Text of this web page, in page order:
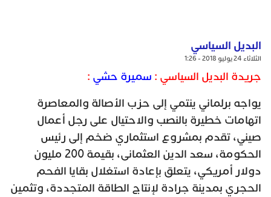
البديل السياسي
الثلاثاء 24 يوليو 2018 - 1:26
جريدة البديل السياسي : سميرة حشي :
يواجه برلماني ينتمي إلى حزب الأصالة والمعاصرة
اتهامات خطيرة بالنصب والاحتيال على رجل أعمال
صيني، تقدم بمشروع استثماري ضخم إلى رئيس
الحكومة، سعد الدين العثمانى، بقيمة 200 مليون
دولار أمريكي، يتعلق بإعادة استغلال بقايا الفحم
الحجري بمدينة جرادة لإنتاج الطاقة المتجددة، وتثمين